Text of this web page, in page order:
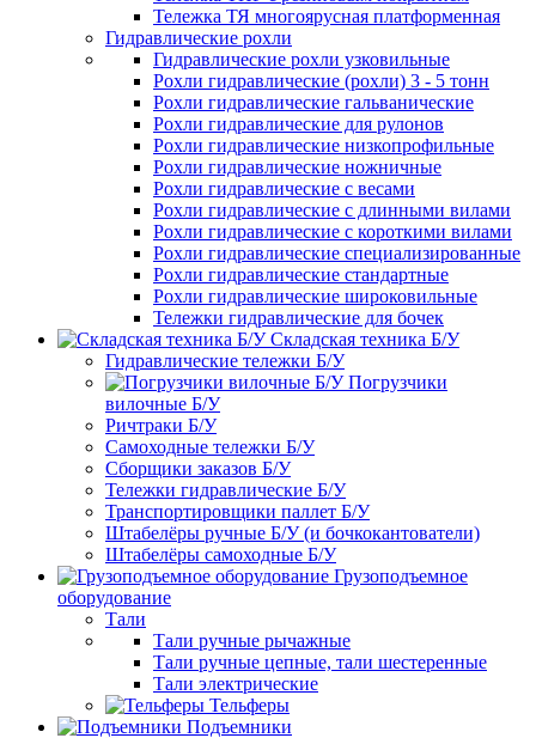
Тележка ТЯ многоярусная платформенная
Гидравлические рохли
Гидравлические рохли узковильные
Рохли гидравлические (рохли) 3 - 5 тонн
Рохли гидравлические гальванические
Рохли гидравлические для рулонов
Рохли гидравлические низкопрофильные
Рохли гидравлические ножничные
Рохли гидравлические с весами
Рохли гидравлические с длинными вилами
Рохли гидравлические с короткими вилами
Рохли гидравлические специализированные
Рохли гидравлические стандартные
Рохли гидравлические широковильные
Тележки гидравлические для бочек
Складская техника Б/У
Гидравлические тележки Б/У
Погрузчики
вилочные Б/У
Ричтраки Б/У
Самоходные тележки Б/У
Сборщики заказов Б/У
Тележки гидравлические Б/У
Транспортировщики паллет Б/У
Штабелёры ручные Б/У (и бочкокантователи)
Штабелёры самоходные Б/У
Грузоподъемное
оборудование
Тали
Тали ручные рычажные
Тали ручные цепные, тали шестеренные
Тали электрические
Тельферы
Подъемники